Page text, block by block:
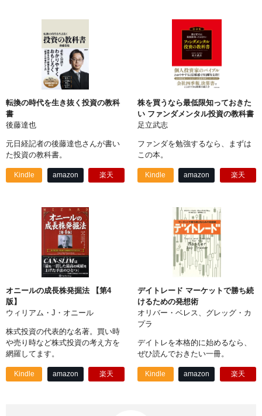
転換の時代を生き抜く投資の教科
書
後藤達也
元日経記者の後藤達也さんが書い
た投資の教科書。
Kindle amazon 楽天
株を買うなら最低限知っておきた
い ファンダメンタル投資の教科書
足立武志
ファンダを勉強するなら、まずは
この本。
Kindle amazon 楽天
オニールの成長株発掘法 【第4
版】
ウィリアム・J・オニール
株式投資の代表的な名著。買い時
や売り時など株式投資の考え方を
網羅してます。
Kindle amazon 楽天
デイトレード マーケットで勝ち続
けるための発想術
オリバー・ベレス、グレッグ・カ
プラ
デイトレを本格的に始めるなら、
ぜひ読んでおきたい一冊。
Kindle amazon 楽天